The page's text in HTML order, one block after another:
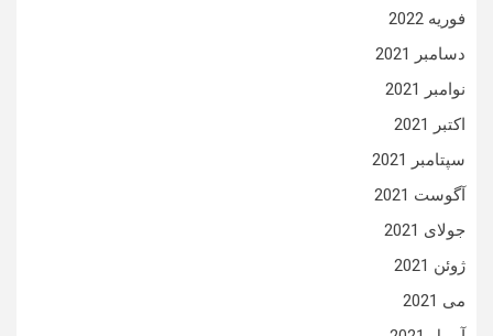
فوریه 2022
دسامبر 2021
نوامبر 2021
اکتبر 2021
سپتامبر 2021
آگوست 2021
جولای 2021
ژوئن 2021
می 2021